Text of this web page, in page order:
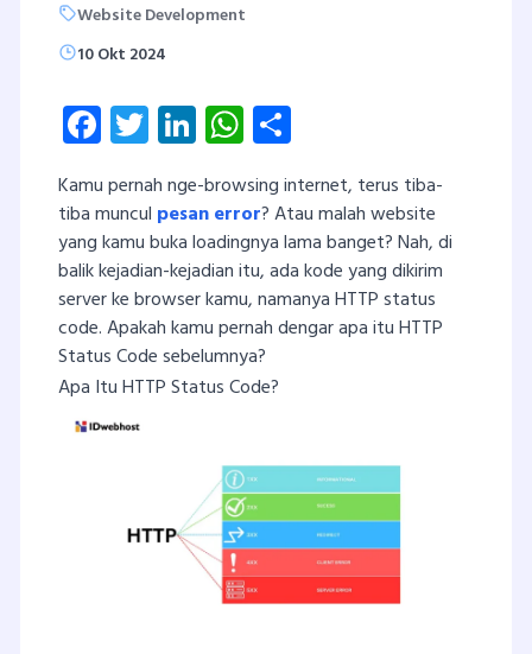
Website Development
10 Okt 2024
Facebook
Twitter
LinkedInWhatsApp
Kamu pernah nge-browsing internet, terus tiba-
tiba muncul pesan error? Atau malah website
yang kamu buka loadingnya lama banget? Nah, di
balik kejadian-kejadian itu, ada kode yang dikirim
server ke browser kamu, namanya HTTP status
code. Apakah kamu pernah dengar apa itu HTTP
Status Code sebelumnya?
Apa Itu HTTP Status Code?